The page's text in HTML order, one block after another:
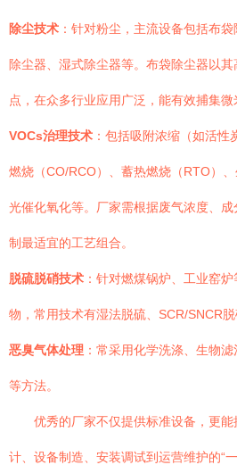
除尘技术 ：针对粉尘，主流设备包括布
除尘器、湿式除尘器等。布袋除尘器以
点，在众多行业应用广泛，能有效捕集微
VOCs治理技术 ：包括吸附浓缩（如活
燃烧（CO/RCO）、蓄热燃烧（RTO）、
光催化氧化等。厂家需根据废气浓度、
制最适宜的工艺组合。
脱硫脱硝技术 ：针对燃煤锅炉、工业窑
物，常用技术有湿法脱硫、SCR/SNCR脱
恶臭气体处理 ：常采用化学洗涤、生物
等方法。
优秀的厂家不仅提供标准设备，更
计、设备制造、安装调试到运营维护的“